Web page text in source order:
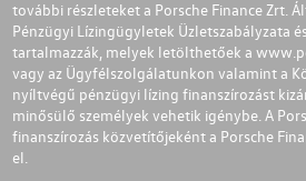
további részleteket a Porsche Finance Zrt.
Pénzügyi Lízingügyletek Üzletszabályzata
tartalmazzák, melyek letölthetőek a
vagy az Ügyfélszolgálatunkon valamint a
nyíltvégű pénzügyi lízing finanszírozást
minősülő személyek vehetik igénybe. A
finanszírozás közvetítőjeként a Porsche
el.